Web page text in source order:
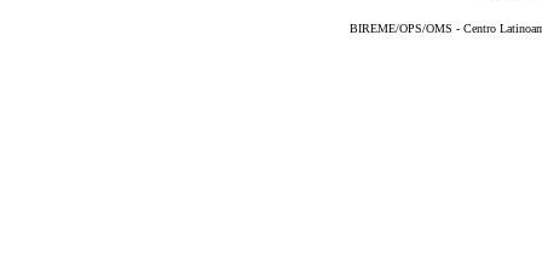
BIREME/OPS/OMS - Centro